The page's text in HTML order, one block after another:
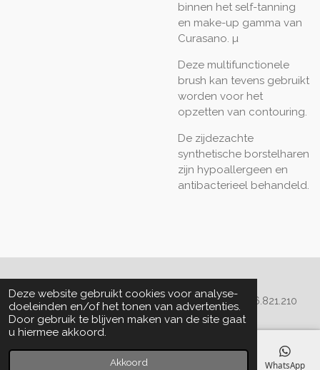
Deze website gebruikt cookies voor analyse-
doeleinden en/of het tonen van advertenties.
Door gebruik te blijven maken van de site gaat
u hiermee akkoord.
Akkoord
binnen het self-tanning
en make-up gamma van
Curasano. µ
Deze multifunctionele
brush kan tevens gebruikt
worden voor het
opzetten van contouring.
De zijdezachte
synthetische borstelharen
zijn hypoallergeen en
antibacterieel behandeld.
© 2020 - 2022 La Perla Skin & Beauty - BTW: BE
0466.821.210
Telefoonnummer WhatsApp